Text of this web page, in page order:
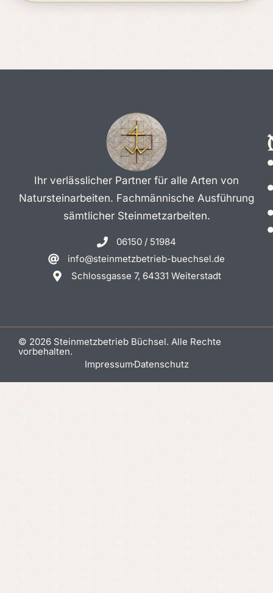
Ihr verlässlicher Partner für alle Arten von
Natursteinarbeiten. Fachmännische Ausführung
sämtlicher Steinmetzarbeiten.
06150 / 51984
info@steinmetzbetrieb-buechsel.de
Schlossgasse 7, 64331 Weiterstadt
© 2026 Steinmetzbetrieb Büchsel. Alle Rechte
vorbehalten.
ImpressumDatenschutz